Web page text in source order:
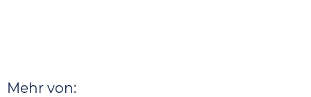
Mehr von: